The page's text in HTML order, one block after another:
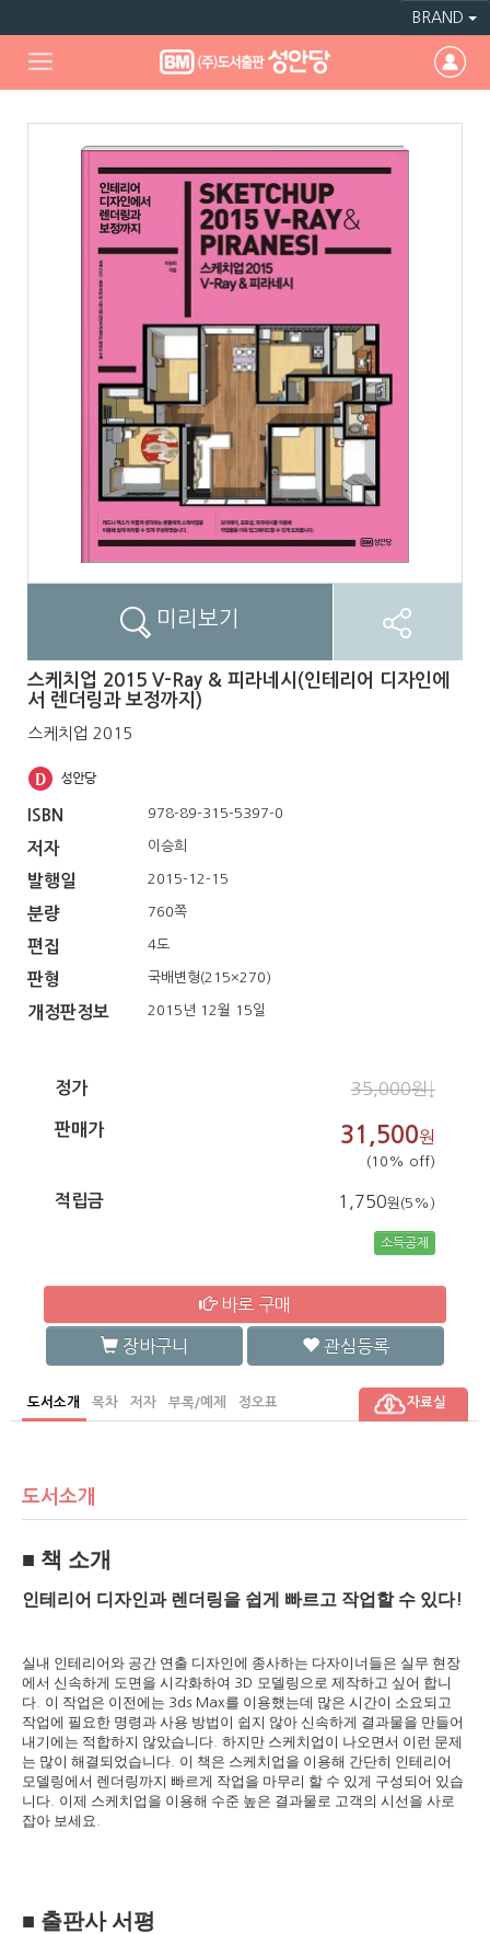
BRAND
미리보기
스케치업 2015 V-Ray & 피라네시(인테리어 디자인에
서 렌더링과 보정까지)
스케치업 2015
ISBN 978-89-315-5397-0
저자 이승희
발행일 2015-12-15
분량 760쪽
편집 4도
판형 국배변형(215×270)
개정판정보 2015년 12월 15일
정가 35,000원↓
판매가 31,500원
(10% off)
적립금 1,750원(5%)
소득공제
바로 구매
장바구니 관심등록
도서소개 목차 저자 부록/예제 정오표 자료실
도서소개
■ 책 소개
인테리어 디자인과 렌더링을 쉽게 빠르고 작업할 수 있다!
실내 인테리어와 공간 연출 디자인에 종사하는 다자이너들은 실무 현장
에서 신속하게 도면을 시각화하여 3D 모델링으로 제작하고 싶어 합니
다 이 작업은 이전에는 3ds Max를 이용했는데 많은 시간이 소요되고
작업에 필요한 명령과 사용 방법이 쉽지 않아 신속하게 결과물을 만들어
내기에는 적합하지 않았습니다 하지만 스케치업이 나오면서 이런 문제
는 많이 해결되었습니다 이 책은 스케치업을 이용해 간단히 인테리어
모델링에서 렌더링까지 빠르게 작업을 마무리 할 수 있게 구성되어 있습
니다 이제 스케치업을 이용해 수준 높은 결과물로 고객의 시선을 사로
잡아 보세요
■ 출판사 서평